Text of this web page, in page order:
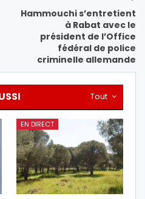
Hammouchi s’entretient
à Rabat avec le
président de l’Office
fédéral de police
criminelle allemande
Tout
EN DIRECT